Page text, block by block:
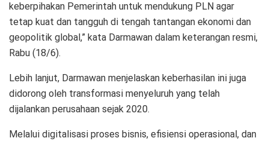
keberpihakan Pemerintah untuk mendukung PLN agar
tetap kuat dan tangguh di tengah tantangan ekonomi dan
geopolitik global,” kata Darmawan dalam keterangan resmi,
Rabu (18/6).
Lebih lanjut, Darmawan menjelaskan keberhasilan ini juga
didorong oleh transformasi menyeluruh yang telah
dijalankan perusahaan sejak 2020.
Melalui digitalisasi proses bisnis, efisiensi operasional, dan